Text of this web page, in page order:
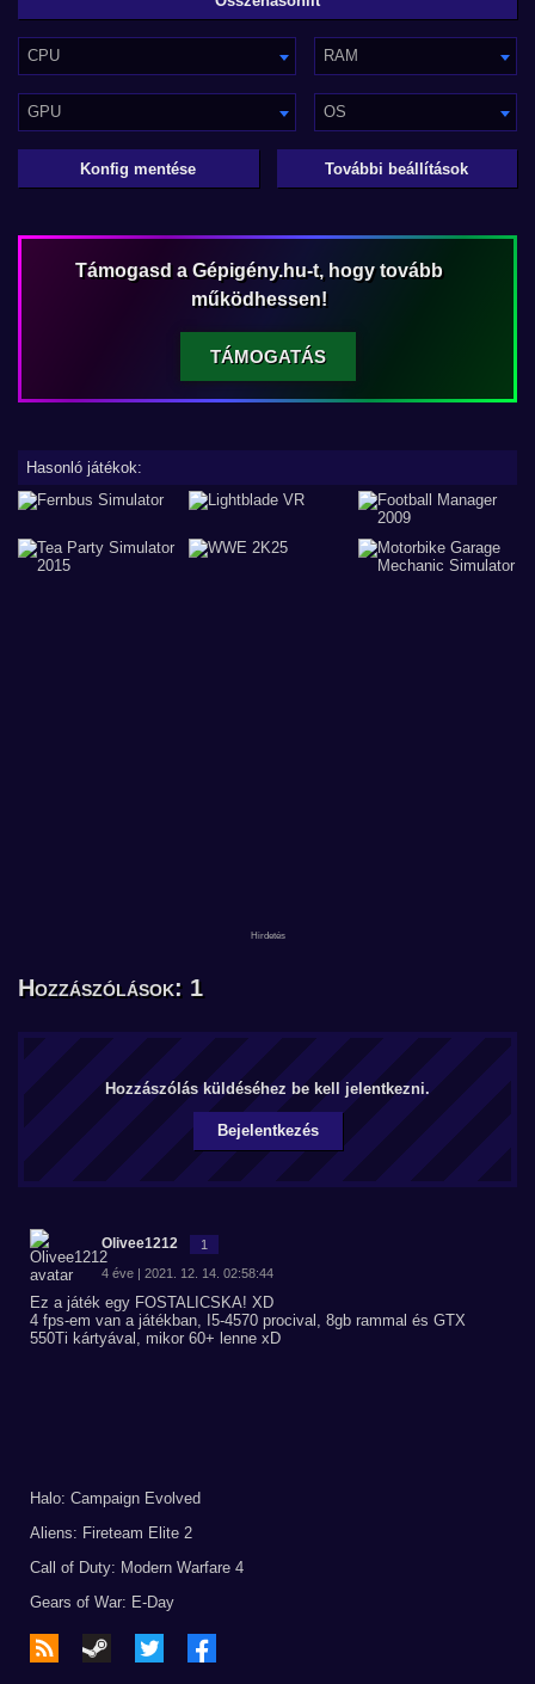
CPU RAM
GPU OS
Konfig mentése További beállítások
Támogasd a Gépigény.hu-t, hogy tovább
működhessen!
TÁMOGATÁS
Hasonló játékok:
Hozzászólások: 1
Hozzászólás küldéséhez be kell jelentkezni.
Bejelentkezés
Olivee1212 1
4 éve | 2021. 12. 14. 02:58:44
Ez a játék egy FOSTALICSKA! XD
4 fps-em van a játékban, I5-4570 procival, 8gb rammal és GTX
550Ti kártyával, mikor 60+ lenne xD
Halo: Campaign Evolved
Aliens: Fireteam Elite 2
Call of Duty: Modern Warfare 4
Gears of War: E-Day